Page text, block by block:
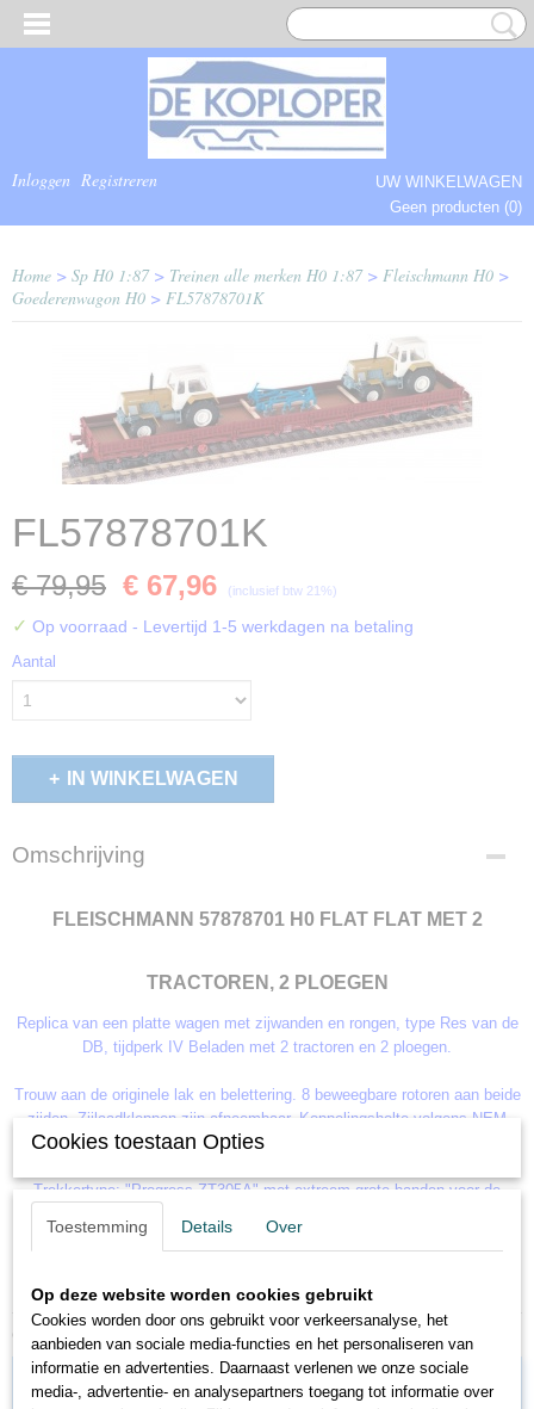
Inloggen Registreren
UW WINKELWAGEN
Geen producten (0)
Home > Sp H0 1:87> Treinen alle merken H0 1:87> Fleischmann H0 >
Goederenwagon H0 > FL57878701K
FL57878701K
€ 79,95 € 67,96 (inclusief btw 21%)
✓ Op voorraad - Levertijd 1-5 werkdagen na betaling
Aantal
IN WINKELWAGEN
Omschrijving
FLEISCHMANN 57878701 H0 FLAT FLAT MET 2
TRACTOREN, 2 PLOEGEN
Replica van een platte wagen met zijwanden en rongen, type Res van de
DB, tijdperk IV Beladen met 2 tractoren en 2 ploegen.
Trouw aan de originele lak en belettering. 8 beweegbare rotoren aan beide
zijden. Zijlaadkleppen zijn afneembaar. Koppelingsholte volgens NEM
362, kinematica voor kortkoppeling.
Trekkertype: "Progress ZT305A" met extreem grote banden voor de
houten laadframe.
Ook interessant
Cookies toestaan Opties
Toestemming Details Over
Op deze website worden cookies gebruikt
Cookies worden door ons gebruikt voor verkeersanalyse, het
aanbieden van sociale media-functies en het personaliseren van
informatie en advertenties. Daarnaast verlenen we onze sociale
media-, advertentie- en analysepartners toegang tot informatie over